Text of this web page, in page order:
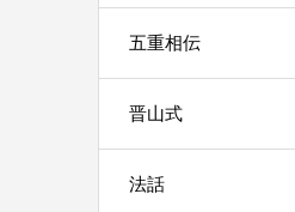
五重相伝
晋山式
法話